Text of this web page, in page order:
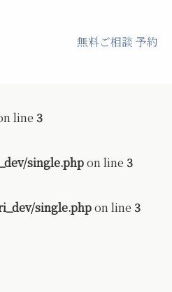
無料ご相談 予約
line 3
single.phpon line 3
single.phpon line 3